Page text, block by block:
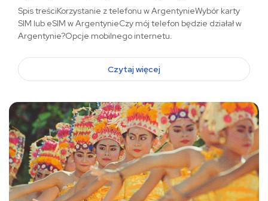
Spis treściKorzystanie z telefonu w ArgentynieWybór karty
SIM lub eSIM w ArgentynieCzy mój telefon będzie działał w
Argentynie?Opcje mobilnego internetu.
Czytaj więcej